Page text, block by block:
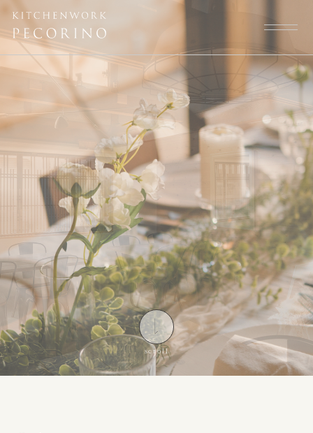
トップページ
大切にしていること
インスピレーション
ウェディング
スタッフ
よくある質問
ブログ
ニュース